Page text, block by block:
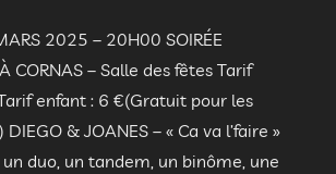
2025 – 20H00 SOIRÉE
À CORNAS – Salle des fêtes Tarif
enfant : 6 €(Gratuit pour les
& JOANES – « Ca va l’faire »
un duo, un tandem, un binôme, une